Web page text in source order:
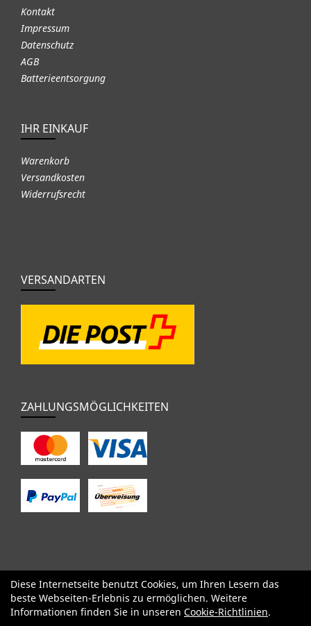
Kontakt
Impressum
Datenschutz
AGB
Batterieentsorgung
IHR EINKAUF
Warenkorb
Versandkosten
Widerrufsrecht
VERSANDARTEN
ZAHLUNGSMÖGLICHKEITEN
SALE Specialized Factor Cervélo BMC Orbea
Yeti
Pinarello
OPEN Kids / BMX Komponenten
Bekleidung
Zubehör
Sale
Diese Internetseite benutzt Cookies, um Ihren Lesern das
beste Webseiten-Erlebnis zu ermöglichen. Weitere
Informationen finden Sie in unseren Cookie-Richtlinien.